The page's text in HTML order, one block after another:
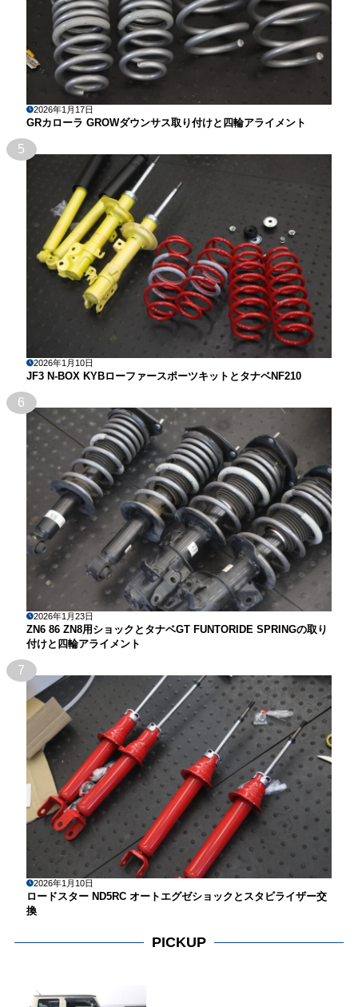
2026年1月17日
GRカローラ GROWダウンサス取り付けと四輪アライメント
5
2026年1月10日
JF3 N-BOX KYBローファースポーツキットとタナベNF210
6
2026年1月23日
ZN6 86 ZN8用ショックとタナベGT FUNTORIDE SPRINGの取り
付けと四輪アライメント
7
2026年1月10日
ロードスター ND5RC オートエグゼショックとスタビライザー交
換
PICKUP